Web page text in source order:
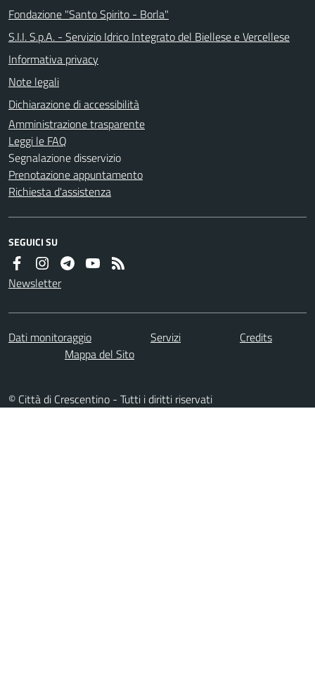
Fondazione "Santo Spirito - Borla"
S.I.I. S.p.A. - Servizio Idrico Integrato del Biellese e Vercellese
Informativa privacy
Note legali
Dichiarazione di accessibilità
Amministrazione trasparente
Leggi le FAQ
Segnalazione disservizio
Prenotazione appuntamento
Richiesta d'assistenza
SEGUICI SU
Newsletter
Dati monitoraggio Servizi
Credits
Mappa del Sito
© Città di Crescentino - Tutti i diritti riservati